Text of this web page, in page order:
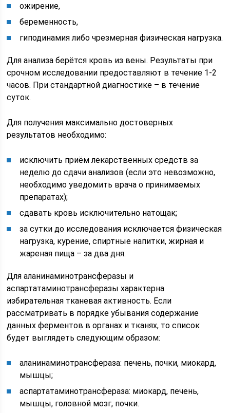
ожирение,
беременность,
гиподинамия либо чрезмерная физическая нагрузка.
Для анализа берётся кровь из вены. Результаты при
срочном исследовании предоставляют в течение 1-2
часов. При стандартной диагностике – в течение
суток.
Для получения максимально достоверных
результатов необходимо:
исключить приём лекарственных средств за
неделю до сдачи анализов (если это невозможно,
необходимо уведомить врача о принимаемых
препаратах);
сдавать кровь исключительно натощак;
за сутки до исследования исключается физическая
нагрузка, курение, спиртные напитки, жирная и
жареная пища – за два дня.
Для аланинаминотрансферазы и
аспартатаминотрансферазы характерна
избирательная тканевая активность. Если
рассматривать в порядке убывания содержание
данных ферментов в органах и тканях, то список
будет выглядеть следующим образом:
аланинаминотрансфераза: печень, почки, миокард,
мышцы;
аспартатаминотрансфераза: миокард, печень,
мышцы, головной мозг, почки.